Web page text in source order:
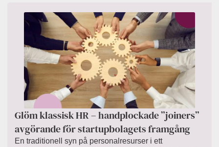
Glöm klassisk HR – handplockade ”joiners”
avgörande för startupbolagets framgång
En traditionell syn på personalresurser i ett